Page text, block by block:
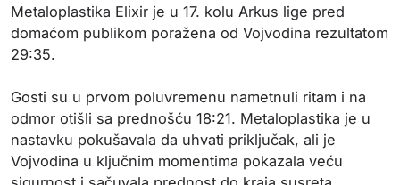
Metaloplastika Elixir je u 17. kolu Arkus lige pred
domaćom publikom poražena od Vojvodina rezultatom
29:35.
Gosti su u prvom poluvremenu nametnuli ritam i na
odmor otišli sa prednošću 18:21. Metaloplastika je u
nastavku pokušavala da uhvati priključak, ali je
Vojvodina u ključnim momentima pokazala veću